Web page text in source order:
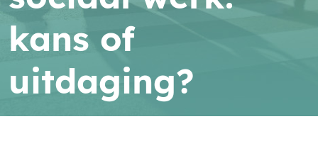
kans of
uitdaging?